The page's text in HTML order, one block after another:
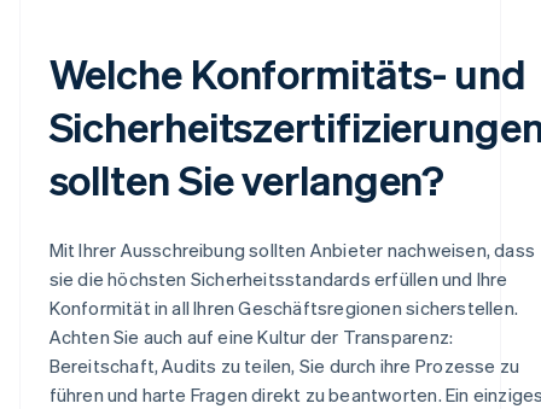
Welche Konformitäts- und
sollten Sie verlangen?
Mit Ihrer Ausschreibung sollten Anbieter nachweisen, dass
sie die höchsten Sicherheitsstandards erfüllen und Ihre
Konformität in all Ihren Geschäftsregionen sicherstellen.
Achten Sie auch auf eine Kultur der Transparenz:
Bereitschaft, Audits zu teilen, Sie durch ihre Prozesse zu
führen und harte Fragen direkt zu beantworten. Ein